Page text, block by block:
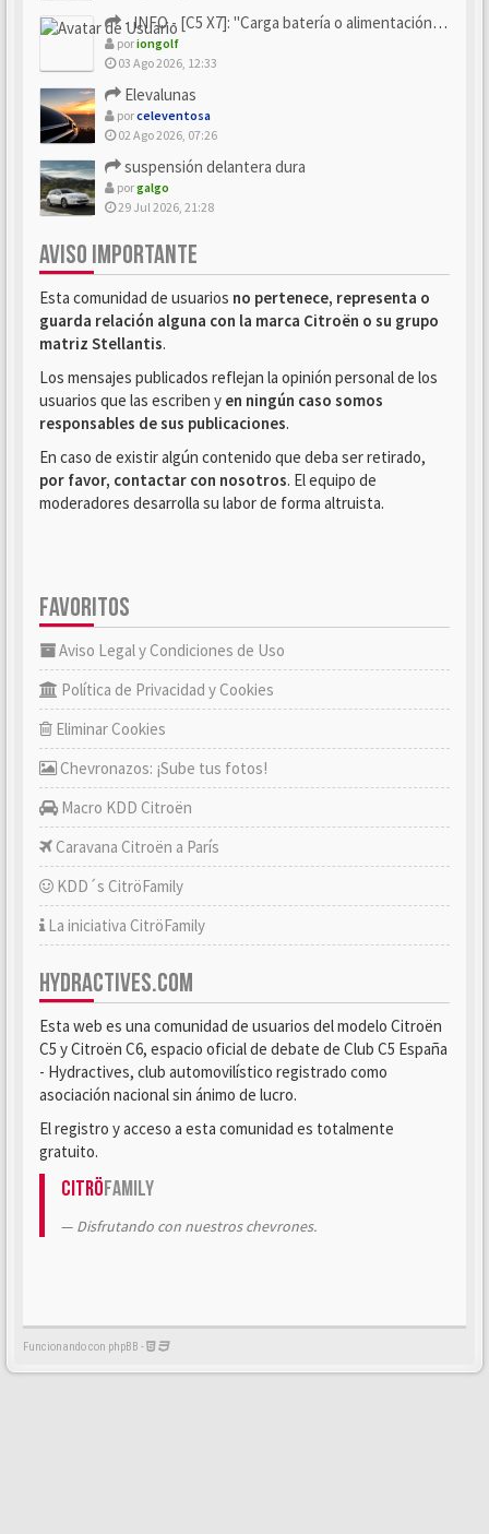
- INFO - [C5 X7]: "Carga batería o alimentación eléctri...
poriongolf
03 Ago 2026, 12:33
Elevalunas
porceleventosa
02 Ago 2026, 07:26
suspensión delantera dura
porgalgo
29 Jul 2026, 21:28
AVISO IMPORTANTE
Esta comunidad de usuarios no pertenece, representa o
guarda relación alguna con la marca Citroën o su grupo
matriz Stellantis.
Los mensajes publicados reflejan la opinión personal de los
usuarios que las escriben y en ningún caso somos
responsables de sus publicaciones.
En caso de existir algún contenido que deba ser retirado,
por favor, contactar con nosotros. El equipo de
moderadores desarrolla su labor de forma altruista.
FAVORITOS
Aviso Legal y Condiciones de Uso
Política de Privacidad y Cookies
Eliminar Cookies
Chevronazos: ¡Sube tus fotos!
Macro KDD Citroën
Caravana Citroën a París
KDD´s CitröFamily
La iniciativa CitröFamily
HYDRACTIVES.COM
Esta web es una comunidad de usuarios del modelo Citroën
C5 y Citroën C6, espacio oficial de debate de Club C5 España
- Hydractives, club automovilístico registrado como
asociación nacional sin ánimo de lucro.
El registro y acceso a esta comunidad es totalmente
gratuito.
CitröFamily
Disfrutando con nuestros chevrones.
Funcionando con phpBB -